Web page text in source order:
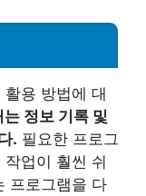
용 방법에 대
정보 기록 및
. 필요한 프로그
업이 훨씬 쉬
프로그램을 다